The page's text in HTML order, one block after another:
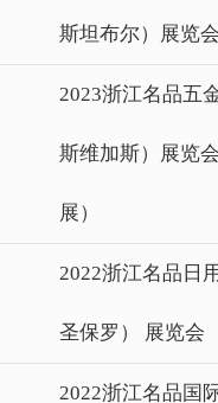
斯坦布尔）展览会
2023浙江名品五
斯维加斯）展览
展）
2022浙江名品日
圣保罗） 展览会
2022浙江名品国